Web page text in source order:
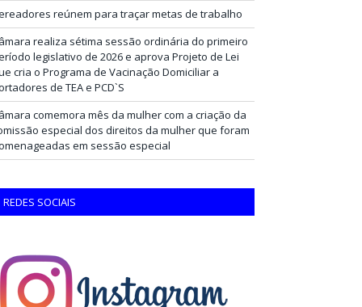
reúnem para traçar metas de trabalho
realiza sétima sessão ordinária do primeiro
legislativo de 2026 e aprova Projeto de Lei
cria o Programa de Vacinação Domiciliar a
de TEA e PCD`S
comemora mês da mulher com a criação da
especial dos direitos da mulher que foram
em sessão especial
REDES SOCIAIS